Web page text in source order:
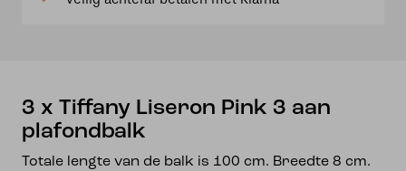
aan
3 x Tiffany Liseron Pink 3 aan
plafondbalk
Totale lengte van de balk is 100 cm. Breedte 8 cm.